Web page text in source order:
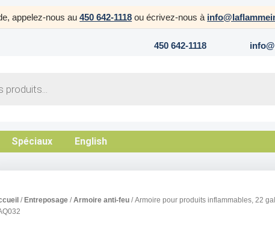
appelez-nous au450 642-1118 ou écrivez-nous à
450 642-1118
Spéciaux English
/ Entreposage /Armoire anti-feu / Armoire pour produits inflammables, 22